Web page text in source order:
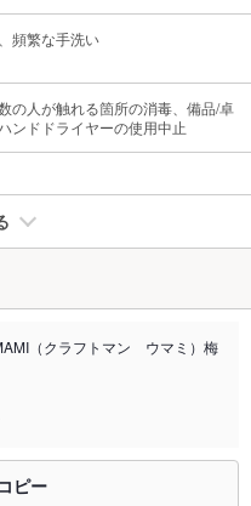
頻繁な手洗い
の人が触れる箇所の消毒、備品/卓
ンドドライヤーの使用中止
れています。正しい情報はお店へお問い
（クラフトマン ウマミ）梅
ピー